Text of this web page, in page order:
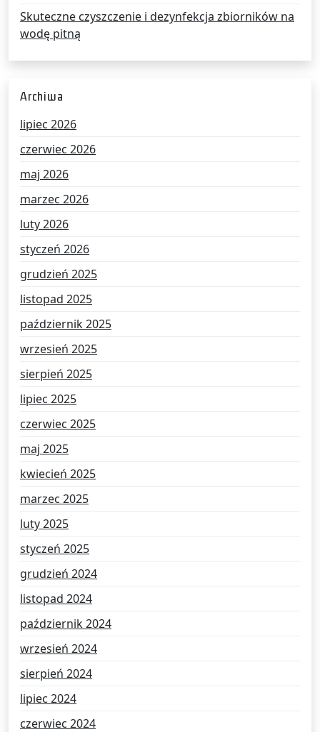
Skuteczne czyszczenie i dezynfekcja zbiorników na
wodę pitną
Archiwa
lipiec 2026
czerwiec 2026
maj 2026
marzec 2026
luty 2026
styczeń 2026
grudzień 2025
listopad 2025
październik 2025
wrzesień 2025
sierpień 2025
lipiec 2025
czerwiec 2025
maj 2025
kwiecień 2025
marzec 2025
luty 2025
styczeń 2025
grudzień 2024
listopad 2024
październik 2024
wrzesień 2024
sierpień 2024
lipiec 2024
czerwiec 2024